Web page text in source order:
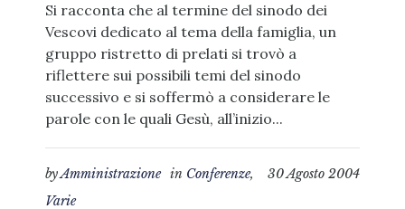
Si racconta che al termine del sinodo dei
Vescovi dedicato al tema della famiglia, un
gruppo ristretto di prelati si trovò a
riflettere sui possibili temi del sinodo
successivo e si soffermò a considerare le
parole con le quali Gesù, all’inizio...
30 Agosto 2004
byAmministrazione in Conferenze,
Varie